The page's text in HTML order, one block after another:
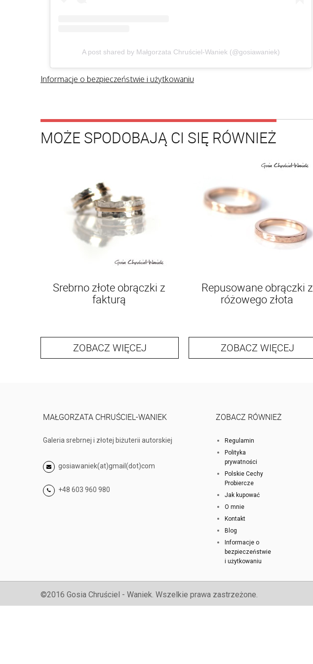
A post shared by Małgorzata Chruściel-Waniek (@gosiawaniek)
Informacje o bezpieczeństwie i użytkowaniu
MOŻE SPODOBAJĄ CI SIĘ RÓWNIEŻ
Srebrno złote obrączki z
fakturą
ZOBACZ WIĘCEJ
Repusowane obrączki z
różowego złota
ZOBACZ WIĘCEJ
MAŁGORZATA CHRUŚCIEL-WANIEK
Galeria srebrnej i złotej biżuterii autorskiej
gosiawaniek(at)gmail(dot)com
+48 603 960 980
ZOBACZ RÓWNIEŻ
Regulamin
Polityka
prywatności
Polskie Cechy
Probiercze
Jak kupować
O mnie
Kontakt
Blog
Informacje o
bezpieczeństwie
i użytkowaniu
©2016 Gosia Chruściel - Waniek. Wszelkie prawa zastrzeżone.